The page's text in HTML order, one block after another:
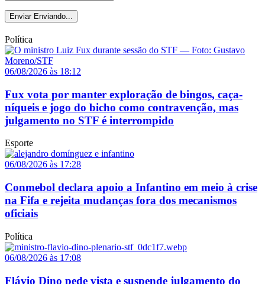
Enviar Enviando...
Política
06/08/2026 às 18:12
Fux vota por manter exploração de bingos, caça-
níqueis e jogo do bicho como contravenção, mas
julgamento no STF é interrompido
Esporte
06/08/2026 às 17:28
Conmebol declara apoio a Infantino em meio à crise
na Fifa e rejeita mudanças fora dos mecanismos
oficiais
Política
06/08/2026 às 17:08
Flávio Dino pede vista e suspende julgamento do